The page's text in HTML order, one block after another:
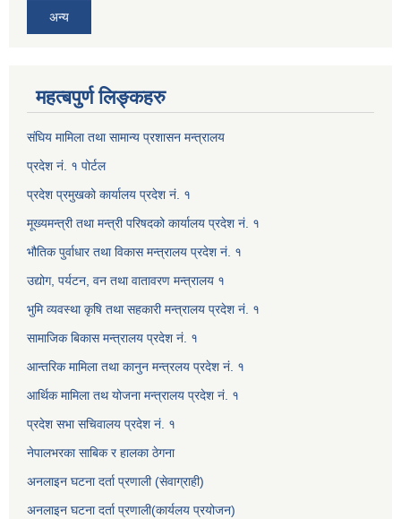
अन्य
महत्बपुर्ण लिङ्कहरु
संघिय मामिला तथा सामान्य प्रशासन मन्त्रालय
प्रदेश नं. १ पोर्टल
प्रदेश प्रमुखको कार्यालय प्रदेश नं. १
मूख्यमन्त्री तथा मन्त्री परिषदको कार्यालय प्रदेश नं. १
भौतिक पुर्वाधार तथा विकास मन्त्रालय प्रदेश नं. १
उद्योग, पर्यटन, वन तथा वातावरण मन्त्रालय १
भुमि व्यवस्था कृषि तथा सहकारी मन्त्रालय प्रदेश नं. १
सामाजिक बिकास मन्त्रालय प्रदेश नं. १
आन्तरिक मामिला तथा कानुन मन्त्रलय प्रदेश नं. १
आर्थिक मामिला तथ योजना मन्त्रालय प्रदेश नं. १
प्रदेश सभा सचिवालय प्रदेश नं. १
नेपालभरका साबिक र हालका ठेगना
अनलाइन घटना दर्ता प्रणाली (सेवाग्राही)
अनलाइन घटना दर्ता प्रणाली(कार्यलय प्रयोजन)